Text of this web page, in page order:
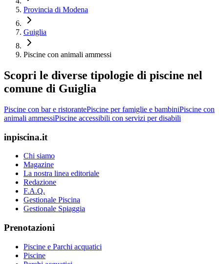
Provincia di Modena
Guiglia
Piscine con animali ammessi
Scopri le diverse tipologie di piscine nel
comune di Guiglia
Piscine con bar e ristorantePiscine per famiglie e bambiniPiscine con
animali ammessiPiscine accessibili con servizi per disabili
inpiscina.it
Chi siamo
Magazine
La nostra linea editoriale
Redazione
F.A.Q.
Gestionale Piscina
Gestionale Spiaggia
Prenotazioni
Piscine e Parchi acquatici
Piscine